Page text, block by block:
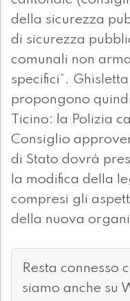
della sicurezza
di sicurezza
comunali non
specifici”.
propongono
Ticino: la Polizia
Consiglio
di Stato dovrà
la modifica della
compresi gli
della nuova
Resta connesso
siamo anche su